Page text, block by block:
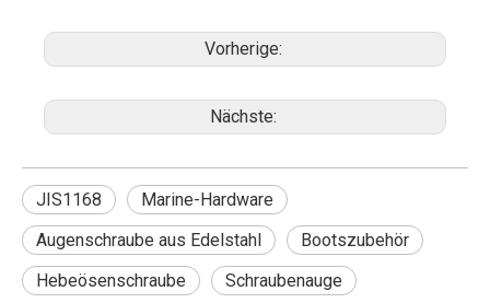
Vorherige:
Nächste:
JIS1168
Marine-Hardware
Augenschraube aus Edelstahl
Bootszubehör
Hebeösenschraube
Schraubenauge